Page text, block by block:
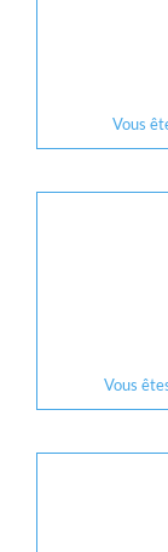
Vous
Vous